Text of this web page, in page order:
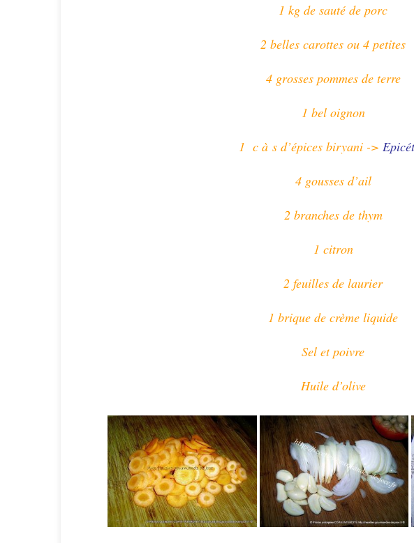
1 kg de sauté de porc
2 belles carottes ou 4 petites
4 grosses pommes de terre
1 bel oignon
1 c à s d’épices biryani ->
4 gousses d’ail
2 branches de thym
1 citron
2 feuilles de laurier
1 brique de crème liquide
Sel et poivre
Huile d’olive